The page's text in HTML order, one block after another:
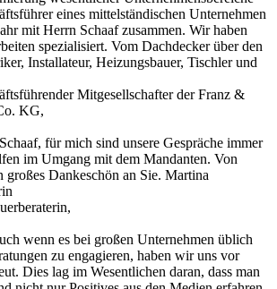
eines mittelständischen Unternehmen
mit Herrn Schaaf zusammen. Wir haben
spezialisiert. Vom Dachdecker über den
Installateur, Heizungsbauer, Tischler und
Mitgesellschafter der Franz &
KG,
für mich sind unsere Gespräche immer
im Umgang mit dem Mandanten. Von
großes Dankeschön an Sie. Martina
wenn es bei großen Unternehmen üblich
zu engagieren, haben wir uns vor
Dies lag im Wesentlichen daran, dass man